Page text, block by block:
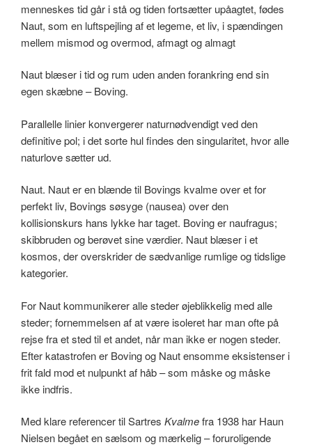
menneskes tid går i stå og tiden fortsætter upåagtet, fødes
Naut, som en luftspejling af et legeme, et liv, i spændingen
mellem mismod og overmod, afmagt og almagt
Naut blæser i tid og rum uden anden forankring end sin
egen skæbne – Boving.
Parallelle linier konvergerer naturnødvendigt ved den
definitive pol; i det sorte hul findes den singularitet, hvor alle
naturlove sætter ud.
Naut. Naut er en blænde til Bovings kvalme over et for
perfekt liv, Bovings søsyge (nausea) over den
kollisionskurs hans lykke har taget. Boving er naufragus;
skibbruden og berøvet sine værdier. Naut blæser i et
kosmos, der overskrider de sædvanlige rumlige og tidslige
kategorier.
For Naut kommunikerer alle steder øjeblikkelig med alle
steder; fornemmelsen af at være isoleret har man ofte på
rejse fra et sted til et andet, når man ikke er nogen steder.
Efter katastrofen er Boving og Naut ensomme eksistenser i
frit fald mod et nulpunkt af håb – som måske og måske
ikke indfris.
Med klare referencer til Sartres Kvalmefra 1938 har Haun
Nielsen begået en sælsom og mærkelig – foruroligende